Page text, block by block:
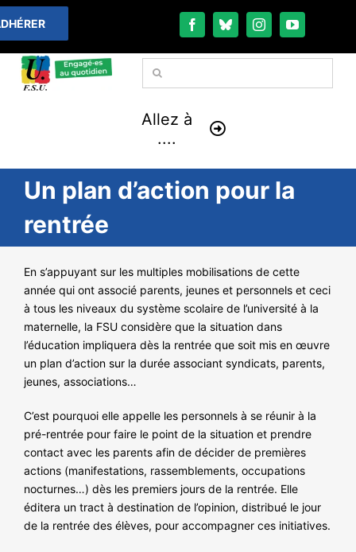
Passer
au
contenu
Rechercher:
Allez à
....
À LA UNE
THÉMATIQUES
LA VIE FÉDÉRALE
COMMUNIQUÉS
NOS ACTIONS
Un plan d’action pour la
rentrée
En s’appuyant sur les multiples mobilisations de cette
année qui ont associé parents, jeunes et personnels et ceci
à tous les niveaux du système scolaire de l’université à la
maternelle, la FSU considère que la situation dans
l’éducation impliquera dès la rentrée que soit mis en œuvre
un plan d’action sur la durée associant syndicats, parents,
jeunes, associations…
C’est pourquoi elle appelle les personnels à se réunir à la
pré-rentrée pour faire le point de la situation et prendre
contact avec les parents afin de décider de premières
actions (manifestations, rassemblements, occupations
nocturnes…) dès les premiers jours de la rentrée. Elle
éditera un tract à destination de l’opinion, distribué le jour
de la rentrée des élèves, pour accompagner ces initiatives.